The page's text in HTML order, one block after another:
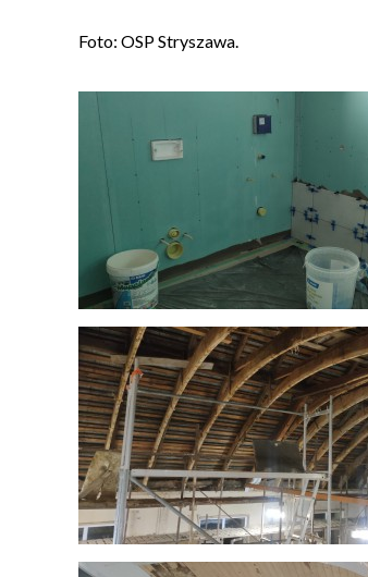
Foto: OSP Stryszawa.